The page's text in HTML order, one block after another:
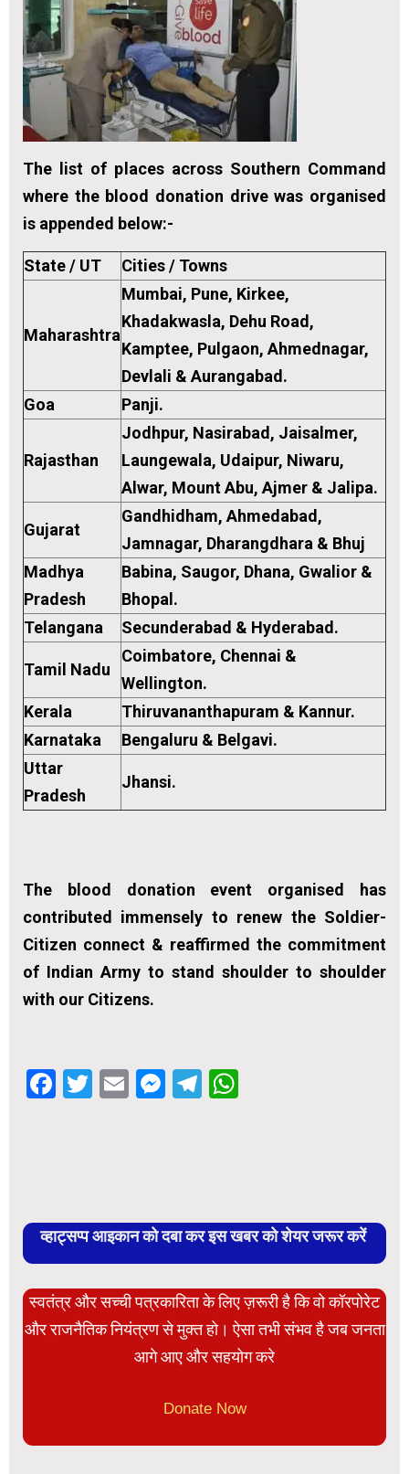
The list of places across Southern Command
where the blood donation drive was organised
is appended below:-
State / UT Cities / Towns
Maharashtra
Mumbai, Pune, Kirkee,
Khadakwasla, Dehu Road,
Kamptee, Pulgaon, Ahmednagar,
Devlali & Aurangabad.
Goa
Panji.
Rajasthan
Jodhpur, Nasirabad, Jaisalmer,
Laungewala, Udaipur, Niwaru,
Alwar, Mount Abu, Ajmer & Jalipa.
Gujarat
Gandhidham, Ahmedabad,
Jamnagar, Dharangdhara & Bhuj
Madhya
Pradesh
Babina, Saugor, Dhana, Gwalior &
Bhopal.
Telangana
Secunderabad & Hyderabad.
Tamil Nadu
Coimbatore, Chennai &
Wellington.
Kerala
Thiruvananthapuram & Kannur.
Karnataka
Bengaluru & Belgavi.
Uttar
Pradesh
Jhansi.
The blood donation event organised has
contributed immensely to renew the Soldier-
Citizen connect & reaffirmed the commitment
of Indian Army to stand shoulder to shoulder
with our Citizens.
Facebook
Twitter
EmailMessenger
Telegram
व्हाट्सप्प आइकान को दबा कर इस खबर को शेयर जरूर करें
स्वतंत्र और सच्ची पत्रकारिता के लिए ज़रूरी है कि वो कॉरपोरेट
और राजनैतिक नियंत्रण से मुक्त हो। ऐसा तभी संभव है जब जनता
आगे आए और सहयोग करे
Donate Now